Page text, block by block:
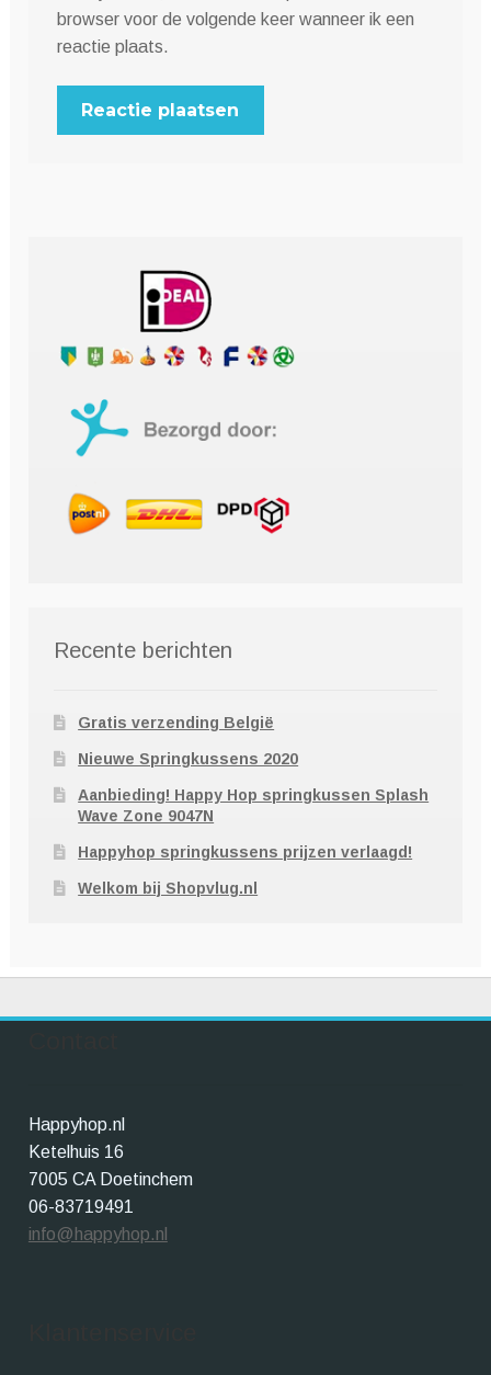
browser voor de volgende keer wanneer ik een
reactie plaats.
Recente berichten
Gratis verzending België
Nieuwe Springkussens 2020
Aanbieding! Happy Hop springkussen Splash
Wave Zone 9047N
Happyhop springkussens prijzen verlaagd!
Welkom bij Shopvlug.nl
Happyhop.nl
Ketelhuis 16
7005 CA Doetinchem
06-83719491
info@happyhop.nl